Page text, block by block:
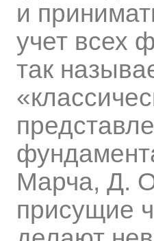
и
учет всех
так
Марча, Д.
присущие